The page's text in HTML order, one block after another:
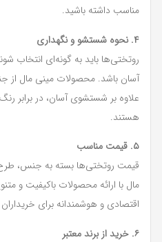
مناسب داشته باشید.
۴. نحوه شستشو و نگهداری
روتختی‌ها باید به گونه‌ای انتخاب
آسان باشد. محصولات مینی مال از
علاوه بر شستشوی آسان، در برابر
هستند.
۵. قیمت مناسب
قیمت روتختی‌ها بسته به جنس،
مال با ارائه محصولات باکیفیت و
اقتصادی و هوشمندانه برای
۶. خرید از برند معتبر